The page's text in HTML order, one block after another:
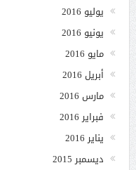
يوليو 2016
يونيو 2016
مايو 2016
أبريل 2016
مارس 2016
فبراير 2016
يناير 2016
ديسمبر 2015